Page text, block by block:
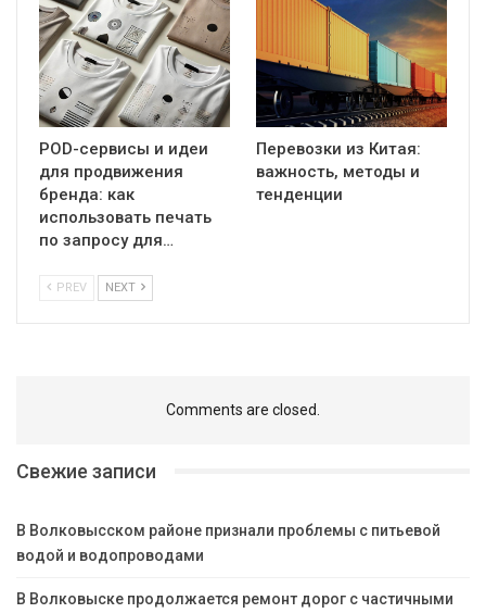
POD-сервисы и идеи
для продвижения
бренда: как
использовать печать
по запросу для…
Перевозки из Китая:
важность, методы и
тенденции
PREV NEXT
Comments are closed.
Свежие записи
В Волковысском районе признали проблемы с питьевой
водой и водопроводами
В Волковыске продолжается ремонт дорог с частичными